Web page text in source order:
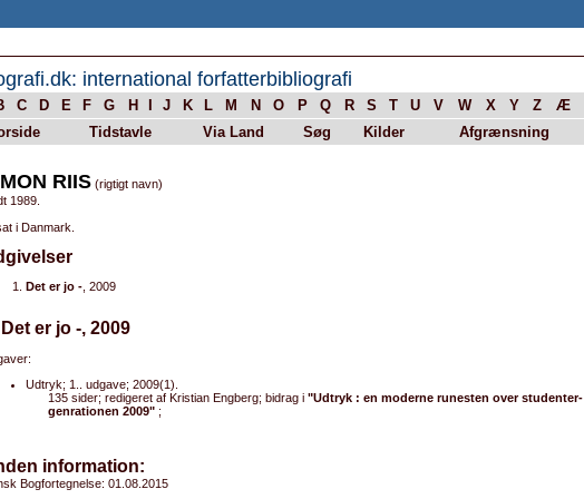
international forfatterbibliografi
C D E F G H J K L M N O P Q R S T U V W X Y Z Æ
Tidstavle Via Land Søg Kilder Afgrænsning
RIIS (rigtigt navn)
1989.
i Danmark.
Det er jo - , 2009
er jo -, 2009
Udtryk; 1.. udgave; 2009(1).
135 sider; redigeret af Kristian Engberg; bidrag i "Udtryk : en moderne runesten over studenter-
genrationen 2009" ;
information:
Bogfortegnelse: 01.08.2015